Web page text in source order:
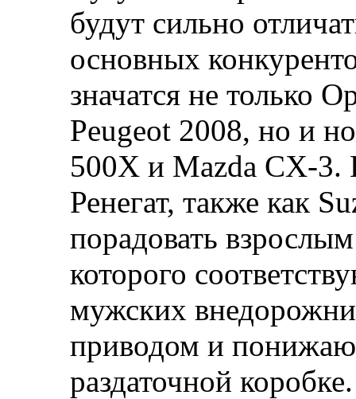
будут сильно
основных
значатся не только
Peugeot 2008, но и
500X и Mazda CX-
Ренегат, также как
порадовать
которого
мужских
приводом и
раздаточной коробке.